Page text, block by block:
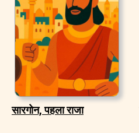
सारगोन, पहला राजा